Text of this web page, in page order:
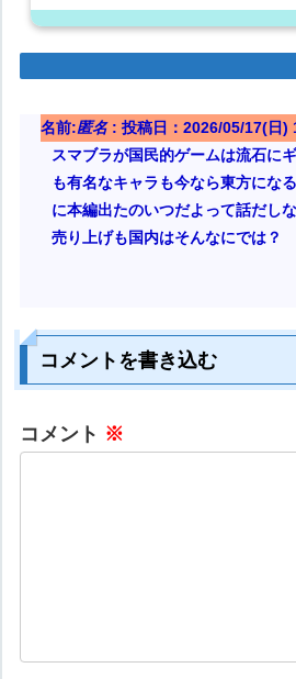
名前:匿名: 投稿日：2026/05/17(日)
スマブラが国民的ゲームは流石に
も有名なキャラも今なら東方にな
に本編出たのいつだよって話だし
売り上げも国内はそんなにでは？
コメントを書き込む
コメント ※